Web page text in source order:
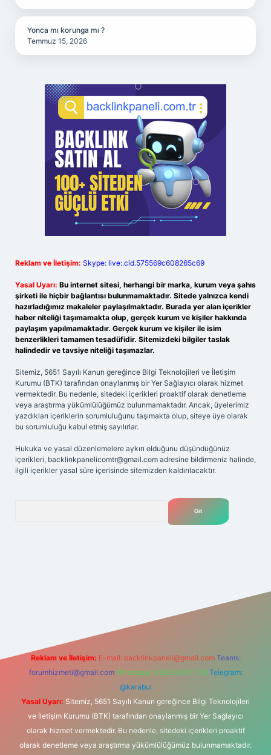
Yonca mı korunga mı ?
Temmuz 15, 2026
Reklam ve İletişim: Skype: live:.cid.575569c608265c69
Yasal Uyarı: Bu internet sitesi, herhangi bir marka, kurum veya şahıs
şirketi ile hiçbir bağlantısı bulunmamaktadır. Sitede yalnızca kendi
hazırladığımız makaleler paylaşılmaktadır. Burada yer alan içerikler
haber niteliği taşımamakta olup, gerçek kurum ve kişiler hakkında
paylaşım yapılmamaktadır. Gerçek kurum ve kişiler ile isim
benzerlikleri tamamen tesadüfidir. Sitemizdeki bilgiler taslak
halindedir ve tavsiye niteliği taşımazlar.
Sitemiz, 5651 Sayılı Kanun gereğince Bilgi Teknolojileri ve İletişim
Kurumu (BTK) tarafından onaylanmış bir Yer Sağlayıcı olarak hizmet
vermektedir. Bu nedenle, sitedeki içerikleri proaktif olarak denetleme
veya araştırma yükümlülüğümüz bulunmamaktadır. Ancak, üyelerimiz
yazdıkları içeriklerin sorumluluğunu taşımakta olup, siteye üye olarak
bu sorumluluğu kabul etmiş sayılırlar.
Hukuka ve yasal düzenlemelere aykırı olduğunu düşündüğünüz
içerikleri, backlinkpanelicomtr@gmail.com adresine bildirmeniz halinde,
ilgili içerikler yasal süre içerisinde sitemizden kaldırılacaktır.
Reklam ve İletişim: E-mail: backlinkpaneli@gmail.com Teams:
forumhizmeti@gmail.com Whatsapp: 0262 606 0 726 Telegram:
@karabul
Yasal Uyarı: Sitemiz, 5651 Sayılı Kanun gereğince Bilgi Teknolojileri
ve İletişim Kurumu (BTK) tarafından onaylanmış bir Yer Sağlayıcı
olarak hizmet vermektedir. Bu nedenle, sitedeki içerikleri proaktif
olarak denetleme veya araştırma yükümlülüğümüz bulunmamaktadır.